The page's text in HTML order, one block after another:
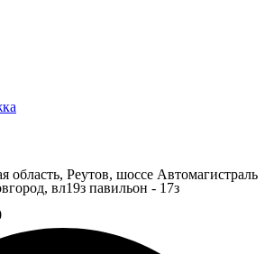
область, Реутов, шоссе Автомагистраль
вл19з павильон - 17з